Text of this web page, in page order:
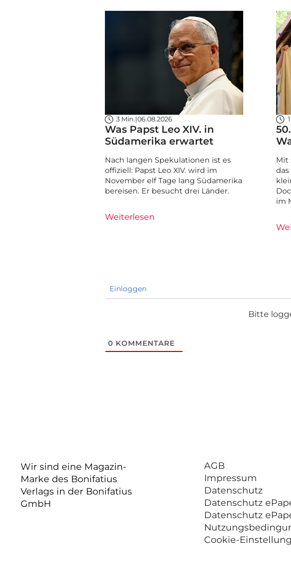
3 Min.|06.08.2026
Was Papst Leo XIV. in
Südamerika erwartet
Nach langen Spekulationen ist es
offiziell: Papst Leo XIV. wird im
November elf Tage lang Südamerika
bereisen. Er besucht drei Länder.
Weiterlesen
Mit
im
Einloggen
Bitte
0 KOMMENTARE
Wir sind eine Magazin-
Marke des Bonifatius
Verlags in der Bonifatius
GmbH
AGB
Impressum
Datenschutz
Datenschutz
Datenschutz
Cookie-